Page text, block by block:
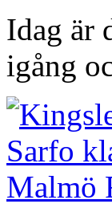
Idag är
igång